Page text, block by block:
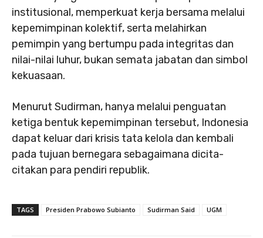
institusional, memperkuat kerja bersama melalui
kepemimpinan kolektif, serta melahirkan
pemimpin yang bertumpu pada integritas dan
nilai-nilai luhur, bukan semata jabatan dan simbol
kekuasaan.
Menurut Sudirman, hanya melalui penguatan
ketiga bentuk kepemimpinan tersebut, Indonesia
dapat keluar dari krisis tata kelola dan kembali
pada tujuan bernegara sebagaimana dicita-
citakan para pendiri republik.
TAGS Presiden Prabowo Subianto Sudirman Said UGM